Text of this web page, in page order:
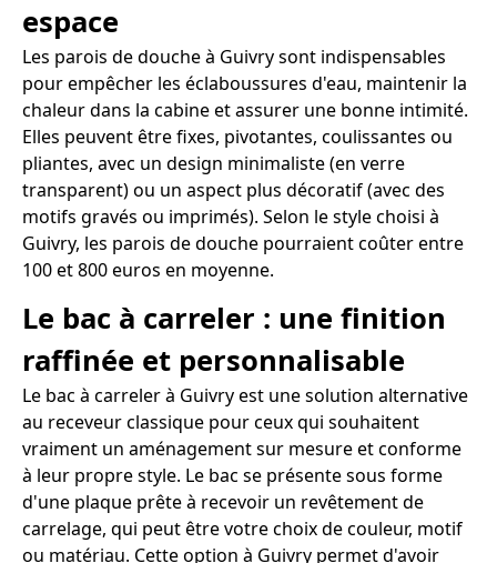
espace
Les parois de douche à Guivry sont indispensables
pour empêcher les éclaboussures d'eau, maintenir la
chaleur dans la cabine et assurer une bonne intimité.
Elles peuvent être fixes, pivotantes, coulissantes ou
pliantes, avec un design minimaliste (en verre
transparent) ou un aspect plus décoratif (avec des
motifs gravés ou imprimés). Selon le style choisi à
Guivry, les parois de douche pourraient coûter entre
100 et 800 euros en moyenne.
Le bac à carreler : une finition
raffinée et personnalisable
Le bac à carreler à Guivry est une solution alternative
au receveur classique pour ceux qui souhaitent
vraiment un aménagement sur mesure et conforme
à leur propre style. Le bac se présente sous forme
d'une plaque prête à recevoir un revêtement de
carrelage, qui peut être votre choix de couleur, motif
ou matériau. Cette option à Guivry permet d'avoir